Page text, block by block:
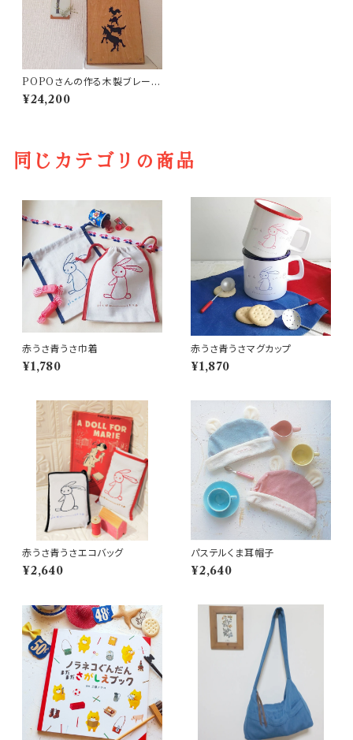
POPOさんの作る木製ブレーメ
ンバッグ
¥24,200
同じカテゴリの商品
赤うさ青うさ巾着
¥1,780
赤うさ青うさマグカップ
¥1,870
赤うさ青うさエコバッグ
¥2,640
パステルくま耳帽子
¥2,640